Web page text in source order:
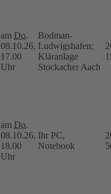
am Do.
08.10.26,
17.00
Uhr
Bodman-
Ludwigshafen;
Kläranlage
Stockacher Aach
am Do.
08.10.26,
18.00
Uhr
Ihr PC,
Notebook